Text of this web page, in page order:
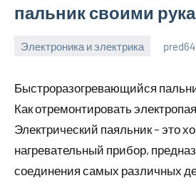
пальник своими
Электроника и электрика
2023
Быстроразогревающийся
Как отремонтировать
Электрический паяльник – это
нагревательный прибор,
соединения самых различных